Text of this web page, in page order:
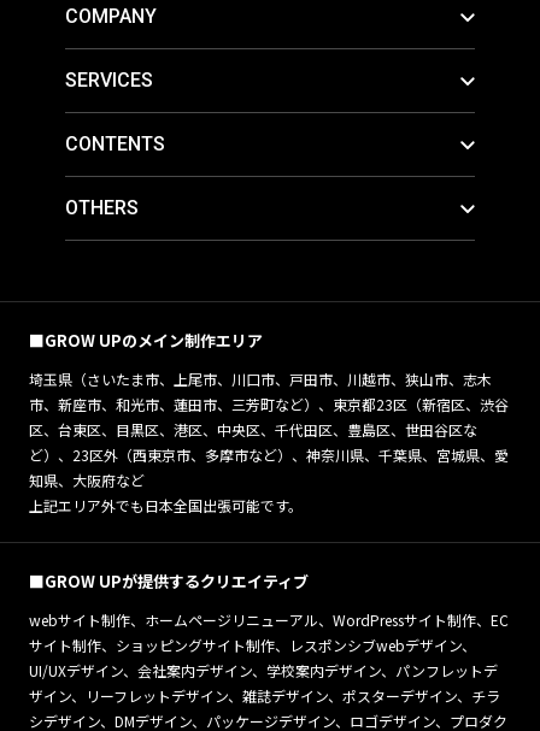
COMPANY
SERVICES
CONTENTS
OTHERS
■GROW UPのメイン制作エリア
埼玉県（さいたま市、上尾市、川口市、戸田市、川越市、狭山市、志木
市、新座市、和光市、蓮田市、三芳町など）、東京都23区（新宿区、渋谷
区、台東区、目黒区、港区、中央区、千代田区、豊島区、世田谷区な
ど）、23区外（西東京市、多摩市など）、神奈川県、千葉県、宮城県、愛
知県、大阪府など
上記エリア外でも日本全国出張可能です。
■GROW UPが提供するクリエイティブ
webサイト制作、ホームページリニューアル、WordPressサイト制作、EC
サイト制作、ショッピングサイト制作、レスポンシブwebデザイン、
UI/UXデザイン、会社案内デザイン、学校案内デザイン、パンフレットデ
ザイン、リーフレットデザイン、雑誌デザイン、ポスターデザイン、チラ
シデザイン、DMデザイン、パッケージデザイン、ロゴデザイン、プロダク